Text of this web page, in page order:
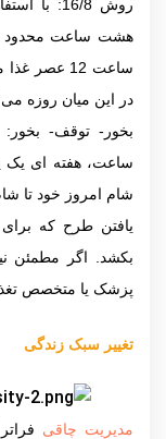
روش 16/8:
هشت ساعت محدود
در این میان روزه می
ساعت، هفته ای یک
شام امروز خود تا
یافتن طرح که
بکشد. اگر مطمئن
پزشک یا متخصص
تغییر سبک زندگی
مدیریت چاقی